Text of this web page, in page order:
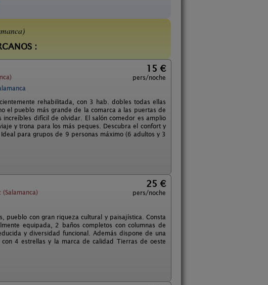
:
15 €
pers/noche
rehabilitada, con 3 hab. dobles todas ellas
el pueblo más grande de la comarca a las puertas de
difícil de olvidar. El salón comedor es amplio
y trona para los más peques. Descubra el confort y
para grupos de 9 personas máximo (6 adultos y 3
25 €
pers/noche
pueblo con gran riqueza cultural y paisajística. Consta
equipada, 2 baños completos con columnas de
y diversidad funcional. Además dispone de una
4 estrellas y la marca de calidad Tierras de oeste